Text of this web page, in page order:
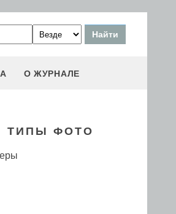
О ЖУРНАЛЕ
ТИПЫ ФОТО